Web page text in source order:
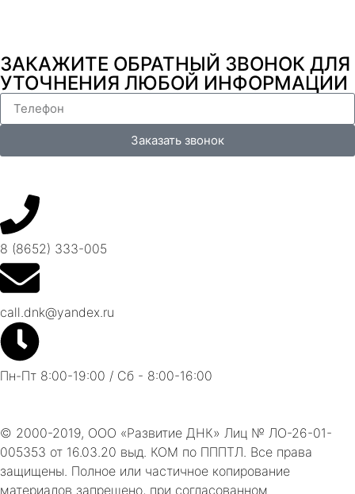
ЗАКАЖИТЕ ОБРАТНЫЙ ЗВОНОК ДЛЯ
УТОЧНЕНИЯ ЛЮБОЙ ИНФОРМАЦИИ
Заказать звонок
8 (8652) 333-005
call.dnk@yandex.ru
Пн-Пт 8:00-19:00 / Сб - 8:00-16:00
© 2000-2019, ООО «Развитие ДНК» Лиц № ЛО-26-01-
005353 от 16.03.20 выд. КОМ по ПППТЛ. Все права
защищены. Полное или частичное копирование
материалов запрещено, при согласованном